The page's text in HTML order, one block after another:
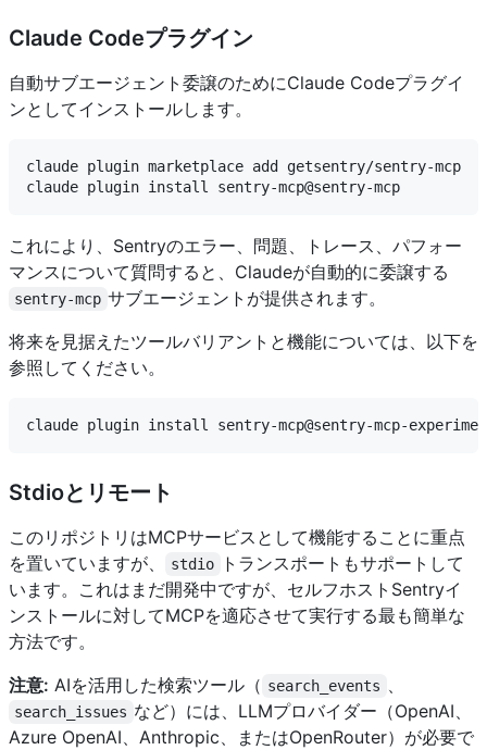
Claude Codeプラグイン
自動サブエージェント委譲のためにClaude Codeプラグイ
ンとしてインストールします。
claude plugin marketplace add getsentry/sentry-mcp
これにより、Sentryのエラー、問題、トレース、パフォー
マンスについて質問すると、Claudeが自動的に委譲する
sentry-mcp サブエージェントが提供されます。
将来を見据えたツールバリアントと機能については、以下を
参照してください。
Stdioとリモート
このリポジトリはMCPサービスとして機能することに重点
を置いていますが、
stdio
トランスポートもサポートして
います。これはまだ開発中ですが、セルフホストSentryイ
ンストールに対してMCPを適応させて実行する最も簡単な
方法です。
注意: AIを活用した検索ツール（ search_events
search_issues など）には、LLMプロバイダー（OpenAI、
Azure OpenAI、Anthropic、またはOpenRouter）が必要で